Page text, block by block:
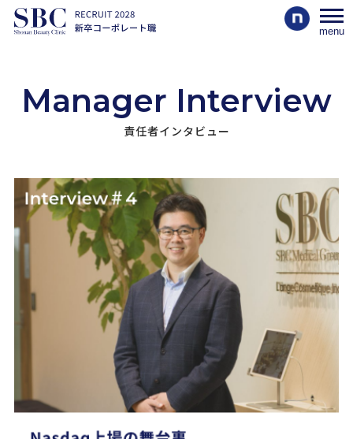
menu
Manager Interview
責任者インタビュー